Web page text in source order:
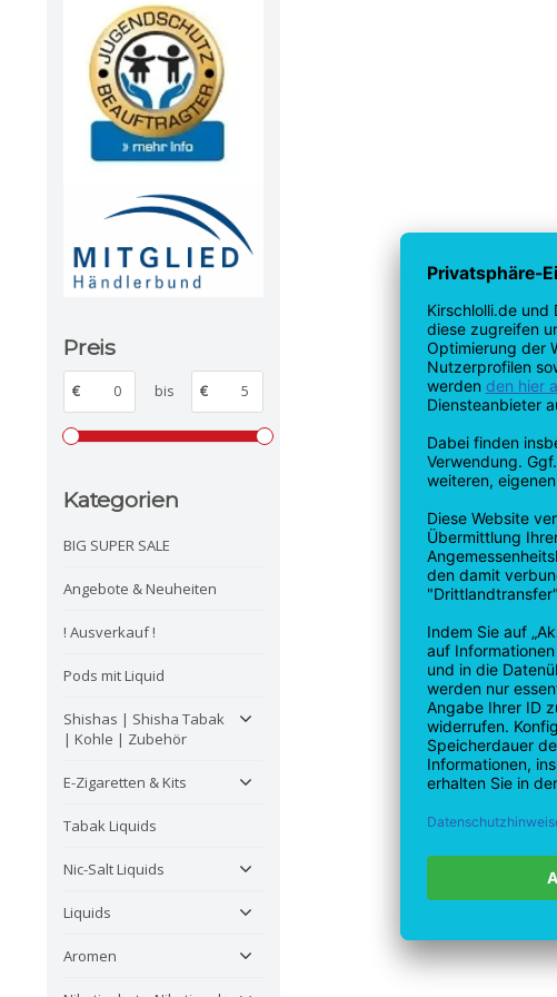
Preis
€ bis €
Kategorien
BIG SUPER SALE
Angebote & Neuheiten
! Ausverkauf !
Pods mit Liquid
Shishas | Shisha Tabak
| Kohle | Zubehör
E-Zigaretten & Kits
Tabak Liquids
Nic-Salt Liquids
Liquids
Aromen